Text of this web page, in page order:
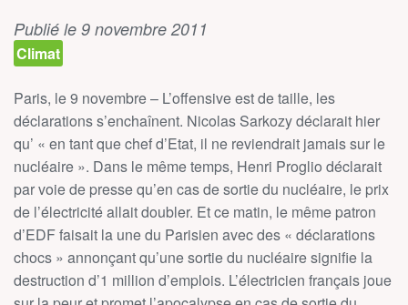
Publié le 9 novembre 2011
Climat
Paris, le 9 novembre – L’offensive est de taille, les
déclarations s’enchaînent. Nicolas Sarkozy déclarait hier
qu’ « en tant que chef d’Etat, il ne reviendrait jamais sur le
nucléaire ». Dans le même temps, Henri Proglio déclarait
par voie de presse qu’en cas de sortie du nucléaire, le prix
de l’électricité allait doubler. Et ce matin, le même patron
d’EDF faisait la une du Parisien avec des « déclarations
chocs » annonçant qu’une sortie du nucléaire signifie la
destruction d’1 million d’emplois. L’électricien français joue